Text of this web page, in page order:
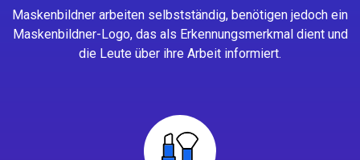
Maskenbildner arbeiten selbstständig, benötigen jedoch ein
Maskenbildner-Logo, das als Erkennungsmerkmal dient und
die Leute über ihre Arbeit informiert.